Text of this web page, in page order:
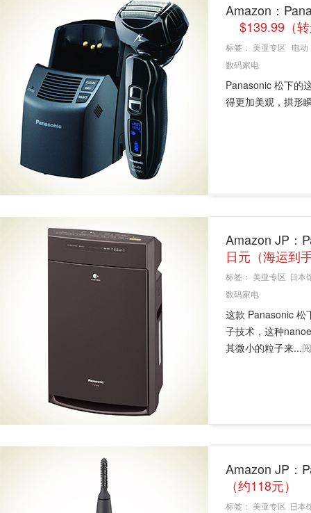
Amazon：
$139.99（
标签： 美亚专区 电动
数码家电
Panasonic 松下的
得更加美观，拱形
Amazon JP：
日元（海运到
标签： 美亚专区 日本
数码家电
这款 Panasonic 松
子技术，这种
其微小的粒子来...
Amazon JP：
（约118元）
标签： 美亚专区 日本